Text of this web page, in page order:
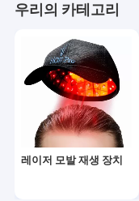
우리의 카테고리
레이저 모발 재생 장치